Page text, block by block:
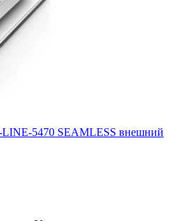
LINE-5470 SEAMLESS внешний